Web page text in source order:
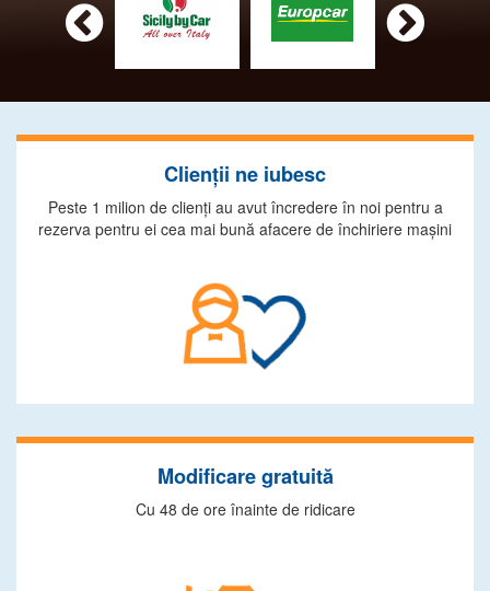
 
Clienţii ne iubesc
Peste 1 milion de clienţi au avut încredere în noi pentru a
rezerva pentru ei cea mai bună afacere de închiriere maşini
Modificare gratuită
Cu 48 de ore înainte de ridicare